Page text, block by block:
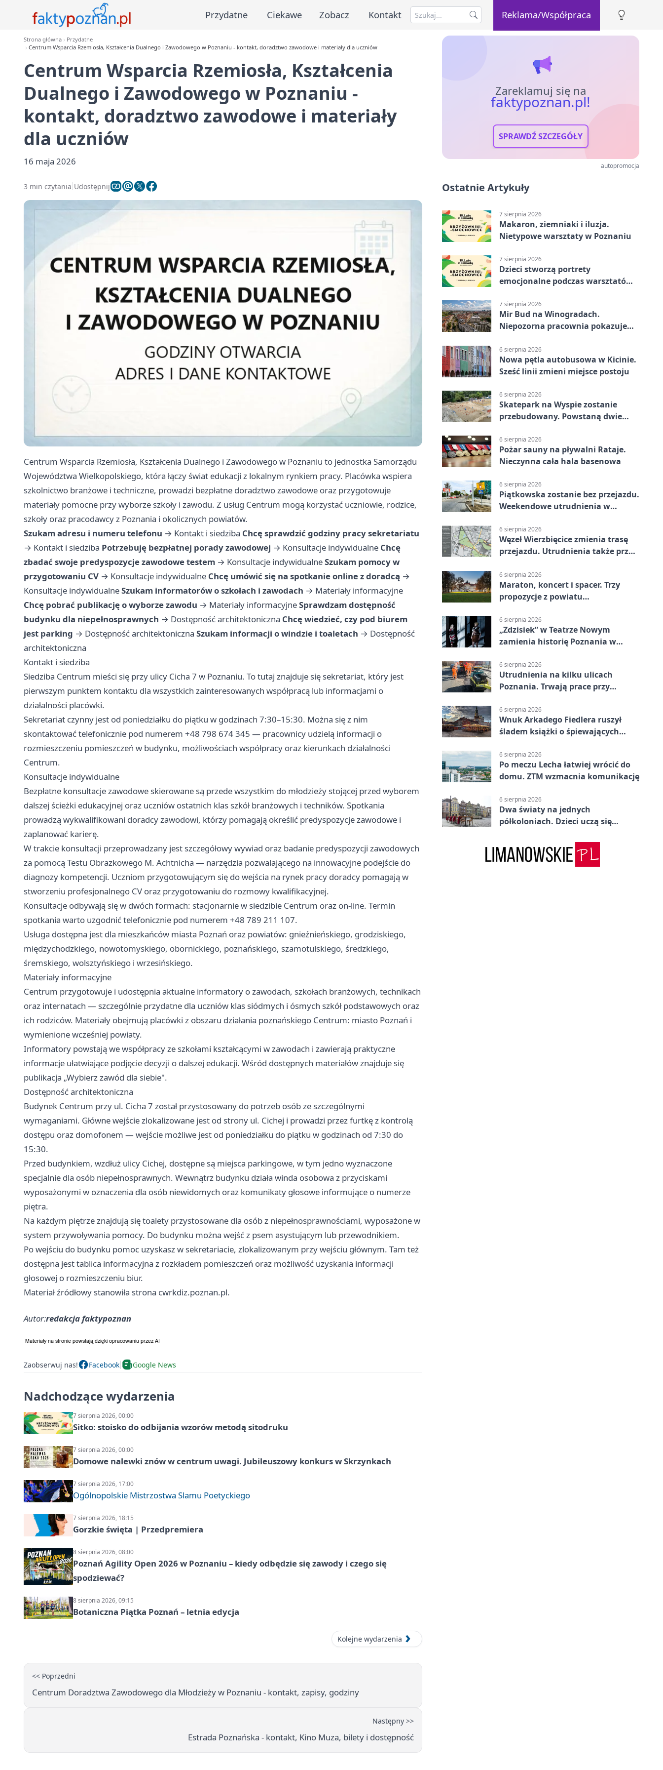
Przydatne Ciekawe Zobacz Kontakt Reklama/Współpraca
Strona główna
Przydatne
Centrum Wsparcia Rzemiosła, Kształcenia Dualnego i Zawodowego w Poznaniu - kontakt, doradztwo zawodowe i materiały dla uczniów
Centrum Wsparcia Rzemiosła, Kształcenia
Dualnego i Zawodowego w Poznaniu -
kontakt, doradztwo zawodowe i materiały
dla uczniów
16 maja 2026
3 min czytania Udostępnij
Centrum Wsparcia Rzemiosła, Kształcenia Dualnego i Zawodowego w Poznaniu to jednostka Samorządu
Województwa Wielkopolskiego, która łączy świat edukacji z lokalnym rynkiem pracy. Placówka wspiera
szkolnictwo branżowe i techniczne, prowadzi bezpłatne doradztwo zawodowe oraz przygotowuje
materiały pomocne przy wyborze szkoły i zawodu. Z usług Centrum mogą korzystać uczniowie, rodzice,
szkoły oraz pracodawcy z Poznania i okolicznych powiatów.
Szukam adresu i numeru telefonu → Kontakt i siedziba Chcę sprawdzić godziny pracy sekretariatu
→ Kontakt i siedziba Potrzebuję bezpłatnej porady zawodowej → Konsultacje indywidualne Chcę
zbadać swoje predyspozycje zawodowe testem → Konsultacje indywidualneSzukam pomocy w
przygotowaniu CV → Konsultacje indywidualne Chcę umówić się na spotkanie online z doradcą →
Konsultacje indywidualneSzukam informatorów o szkołach i zawodach → Materiały informacyjne
Chcę pobrać publikację o wyborze zawodu → Materiały informacyjneSprawdzam dostępność
budynku dla niepełnosprawnych → Dostępność architektoniczna Chcę wiedzieć, czy pod biurem
jest parking → Dostępność architektoniczna Szukam informacji o windzie i toaletach → Dostępność
architektoniczna
Kontakt i siedziba
Siedziba Centrum mieści się przy ulicy Cicha 7 w Poznaniu. To tutaj znajduje się sekretariat, który jest
pierwszym punktem kontaktu dla wszystkich zainteresowanych współpracą lub informacjami o
działalności placówki.
Sekretariat czynny jest od poniedziałku do piątku w godzinach 7:30–15:30. Można się z nim
skontaktować telefonicznie pod numerem +48 798 674 345 — pracownicy udzielą informacji o
rozmieszczeniu pomieszczeń w budynku, możliwościach współpracy oraz kierunkach działalności
Centrum.
Konsultacje indywidualne
Bezpłatne konsultacje zawodowe skierowane są przede wszystkim do młodzieży stojącej przed wyborem
dalszej ścieżki edukacyjnej oraz uczniów ostatnich klas szkół branżowych i techników. Spotkania
prowadzą wykwalifikowani doradcy zawodowi, którzy pomagają określić predyspozycje zawodowe i
zaplanować karierę.
W trakcie konsultacji przeprowadzany jest szczegółowy wywiad oraz badanie predyspozycji zawodowych
za pomocą Testu Obrazkowego M. Achtnicha — narzędzia pozwalającego na innowacyjne podejście do
diagnozy kompetencji. Uczniom przygotowującym się do wejścia na rynek pracy doradcy pomagają w
stworzeniu profesjonalnego CV oraz przygotowaniu do rozmowy kwalifikacyjnej.
Konsultacje odbywają się w dwóch formach: stacjonarnie w siedzibie Centrum oraz on-line. Termin
spotkania warto uzgodnić telefonicznie pod numerem +48 789 211 107.
Usługa dostępna jest dla mieszkańców miasta Poznań oraz powiatów: gnieźnieńskiego, grodziskiego,
międzychodzkiego, nowotomyskiego, obornickiego, poznańskiego, szamotulskiego, średzkiego,
śremskiego, wolsztyńskiego i wrzesińskiego.
Materiały informacyjne
Centrum przygotowuje i udostępnia aktualne informatory o zawodach, szkołach branżowych, technikach
oraz internatach — szczególnie przydatne dla uczniów klas siódmych i ósmych szkół podstawowych oraz
ich rodziców. Materiały obejmują placówki z obszaru działania poznańskiego Centrum: miasto Poznań i
wymienione wcześniej powiaty.
Informatory powstają we współpracy ze szkołami kształcącymi w zawodach i zawierają praktyczne
informacje ułatwiające podjęcie decyzji o dalszej edukacji. Wśród dostępnych materiałów znajduje się
publikacja „Wybierz zawód dla siebie".
Dostępność architektoniczna
Budynek Centrum przy ul. Cicha 7 został przystosowany do potrzeb osób ze szczególnymi
wymaganiami. Główne wejście zlokalizowane jest od strony ul. Cichej i prowadzi przez furtkę z kontrolą
dostępu oraz domofonem — wejście możliwe jest od poniedziałku do piątku w godzinach od 7:30 do
15:30.
Przed budynkiem, wzdłuż ulicy Cichej, dostępne są miejsca parkingowe, w tym jedno wyznaczone
specjalnie dla osób niepełnosprawnych. Wewnątrz budynku działa winda osobowa z przyciskami
wyposażonymi w oznaczenia dla osób niewidomych oraz komunikaty głosowe informujące o numerze
piętra.
Na każdym piętrze znajdują się toalety przystosowane dla osób z niepełnosprawnościami, wyposażone w
system przywoływania pomocy. Do budynku można wejść z psem asystującym lub przewodnikiem.
Po wejściu do budynku pomoc uzyskasz w sekretariacie, zlokalizowanym przy wejściu głównym. Tam też
dostępna jest tablica informacyjna z rozkładem pomieszczeń oraz możliwość uzyskania informacji
głosowej o rozmieszczeniu biur.
Materiał źródłowy stanowiła strona cwrkdiz.poznan.pl.
Autor:redakcja faktypoznan
Zaobserwuj nas! Facebook Google News
Nadchodzące wydarzenia
7 sierpnia 2026, 00:00
Sitko: stoisko do odbijania wzorów metodą sitodruku
7 sierpnia 2026, 00:00
Domowe nalewki znów w centrum uwagi. Jubileuszowy konkurs w Skrzynkach
7 sierpnia 2026, 17:00
Ogólnopolskie Mistrzostwa Slamu Poetyckiego
7 sierpnia 2026, 18:15
Gorzkie święta | Przedpremiera
8 sierpnia 2026, 08:00
Poznań Agility Open 2026 w Poznaniu – kiedy odbędzie się zawody i czego się
spodziewać?
8 sierpnia 2026, 09:15
Botaniczna Piątka Poznań – letnia edycja
Kolejne wydarzenia
<< Poprzedni
Centrum Doradztwa Zawodowego dla Młodzieży w Poznaniu - kontakt, zapisy, godziny
Następny >>
Estrada Poznańska - kontakt, Kino Muza, bilety i dostępność
Zareklamuj się na
faktypoznan.pl!
SPRAWDŹ SZCZEGÓŁY
autopromocja
Ostatnie Artykuły
7 sierpnia 2026
Makaron, ziemniaki i iluzja.
Nietypowe warsztaty w Poznaniu
7 sierpnia 2026
Dzieci stworzą portrety
emocjonalne podczas warsztatów
7 sierpnia 2026
Mir Bud na Winogradach.
Niepozorna pracownia pokazuje
6 sierpnia 2026
Nowa pętla autobusowa w Kicinie.
Sześć linii zmieni miejsce postoju
6 sierpnia 2026
Skatepark na Wyspie zostanie
przebudowany. Powstaną dwie
6 sierpnia 2026
Pożar sauny na pływalni Rataje.
Nieczynna cała hala basenowa
6 sierpnia 2026
Piątkowska zostanie bez przejazdu.
Weekendowe utrudnienia w
6 sierpnia 2026
Węzeł Wierzbięcice zmienia trasę
przejazdu. Utrudnienia także przy
6 sierpnia 2026
Maraton, koncert i spacer. Trzy
propozycje z powiatu
6 sierpnia 2026
„Zdzisiek” w Teatrze Nowym
zamienia historię Poznania w
6 sierpnia 2026
Utrudnienia na kilku ulicach
Poznania. Trwają prace przy
6 sierpnia 2026
Wnuk Arkadego Fiedlera ruszył
śladem książki o śpiewających
6 sierpnia 2026
Po meczu Lecha łatwiej wrócić do
domu. ZTM wzmacnia komunikację
6 sierpnia 2026
Dwa światy na jednych
półkoloniach. Dzieci uczą się